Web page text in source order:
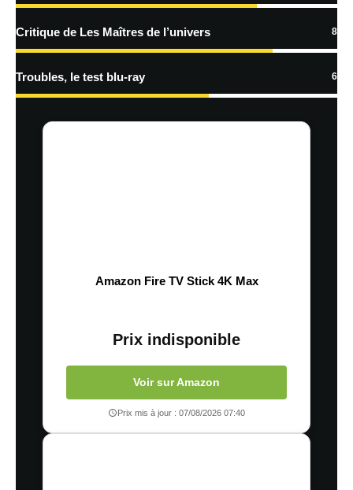
traitées
Critique de Les Maîtres de l’univers 8
Troubles, le test blu-ray 6
Amazon Fire TV Stick 4K Max
Prix indisponible
Voir sur Amazon
Prix mis à jour : 07/08/2026 07:40